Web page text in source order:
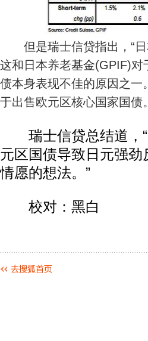
但是瑞士信贷指出，“日
这和日本养老基金(GPIF)对
债本身表现不佳的原因之
于出售欧元区核心国家国债
瑞士信贷总结道，“
元区国债导致日元强
情愿的想法。”
校对：黑白